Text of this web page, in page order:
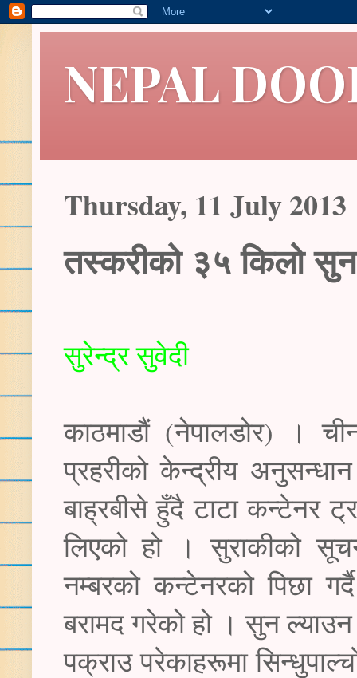
NEPAL
Thursday, 11 July 2013
तस्करीको ३५ किलो सुन
सुरेन्द्र सुवेदी
काठमाडौं (नेपालडोर) ।
प्रहरीको केन्द्रीय
बाह्रबीसे हुँदै टाटा कन्टेनर
लिएको हो । सुराकीको
नम्बरको कन्टेनरको पिछा
बरामद गरेको हो । सुन
पक्राउ परेकाहरूमा